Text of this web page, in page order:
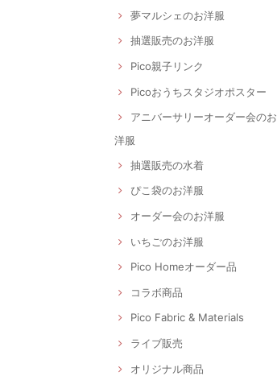
夢マルシェのお洋服
抽選販売のお洋服
Pico親子リンク
Picoおうちスタジオポスター
アニバーサリーオーダー会のお
洋服
抽選販売の水着
ぴこ袋のお洋服
オーダー会のお洋服
いちごのお洋服
Pico Homeオーダー品
コラボ商品
Pico Fabric & Materials
ライブ販売
オリジナル商品